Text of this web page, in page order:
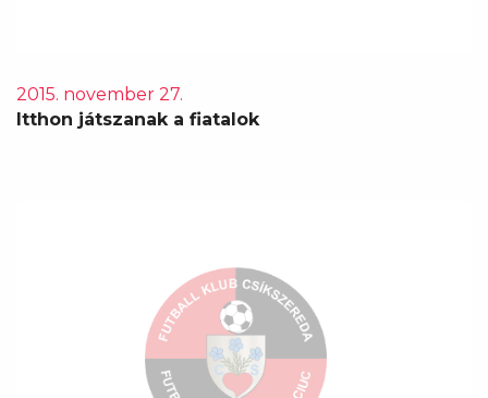
2015. november 27.
Itthon játszanak a fiatalok